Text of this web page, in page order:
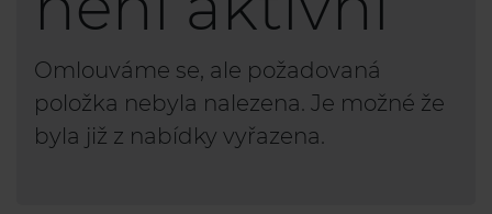
Omlouváme se, ale požadovaná
položka nebyla nalezena. Je možné že
byla již z nabídky vyřazena.